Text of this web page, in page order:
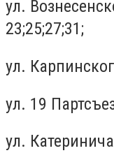
ул.
23;25;27;31;
ул.
ул. 19
ул. Катеринича